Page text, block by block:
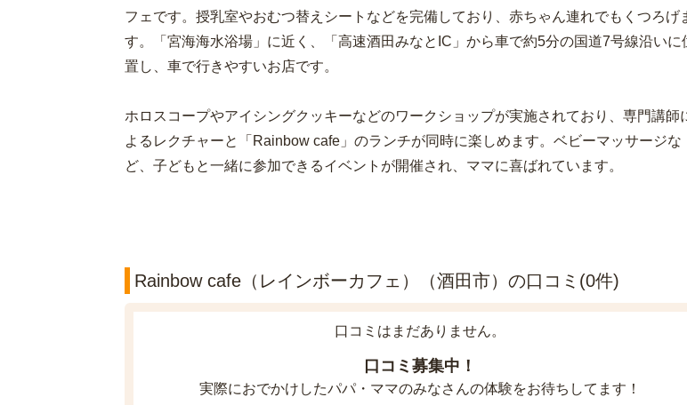
フェです。授乳室やおむつ替えシートなどを完備しており、赤ちゃん連れでもくつろげ
す。「宮海海水浴場」に近く、「高速酒田みなとIC」から車で約5分の国道7号線沿いに
置し、車で行きやすいお店です。
ホロスコープやアイシングクッキーなどのワークショップが実施されており、専門講師
よるレクチャーと「Rainbow cafe」のランチが同時に楽しめます。ベビーマッサージな
ど、子どもと一緒に参加できるイベントが開催され、ママに喜ばれています。
Rainbow cafe（レインボーカフェ）（酒田市）の口コミ(0件)
口コミはまだありません。
口コミ募集中！
実際におでかけしたパパ・ママのみなさんの体験をお待ちしてます！